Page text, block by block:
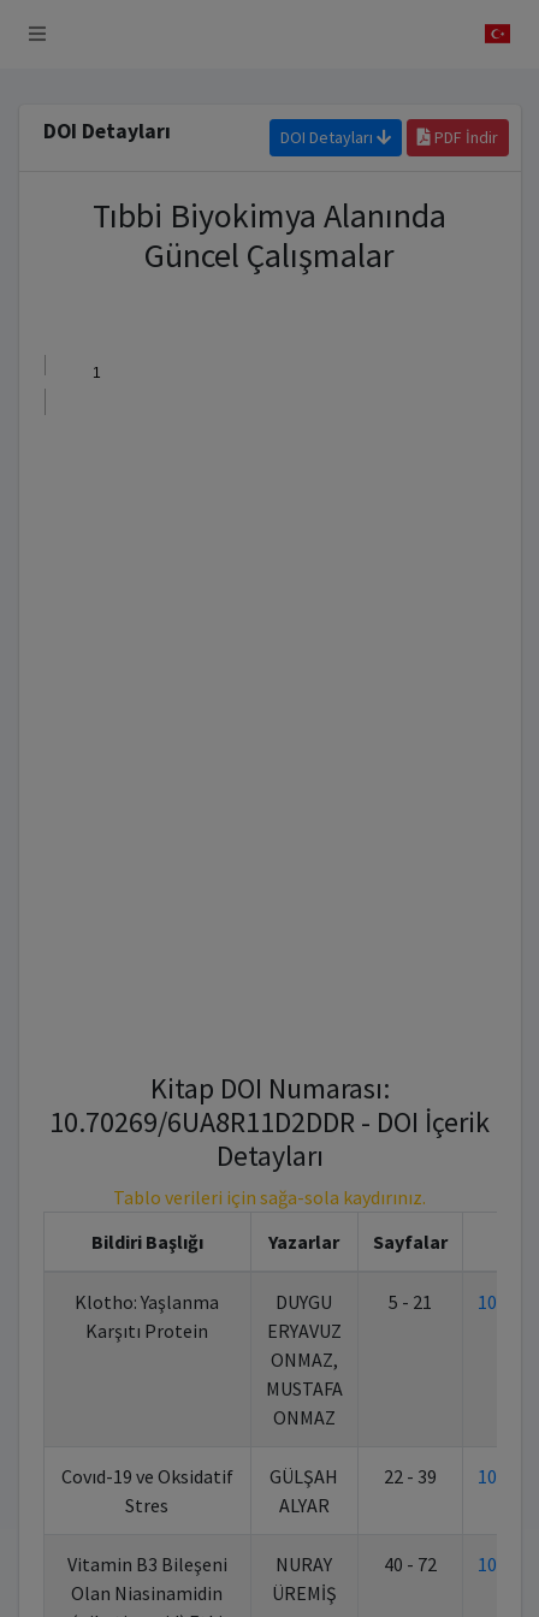
DOI Detayları DOI Detayları PDF İndir
Tıbbi Biyokimya Alanında
Güncel Çalışmalar
Kitap DOI Numarası:
10.70269/6UA8R11D2DDR - DOI İçerik
Detayları
Tablo verileri için sağa-sola kaydırınız.
Bildiri Başlığı
Yazarlar Sayfalar
Klotho: Yaşlanma
Karşıtı Protein
DUYGU
ERYAVUZ
ONMAZ,
MUSTAFA
ONMAZ
5 - 21
Covıd-19 ve Oksidatif
Stres
GÜLŞAH
ALYAR
22 - 39
Vitamin B3 Bileşeni
Olan Niasinamidin
NURAY
ÜREMİŞ
40 - 72